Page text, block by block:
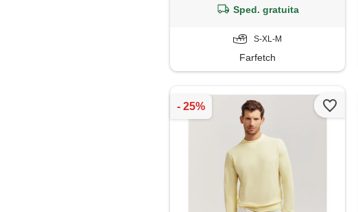
Sped. gratuita
S-XL-M
Farfetch